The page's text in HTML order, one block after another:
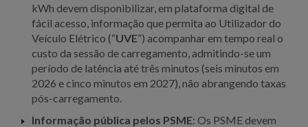
kWh devem disponibilizar, em plataforma digital de
fácil acesso, informação que permita ao Utilizador do
Veículo Elétrico (“UVE”) acompanhar em tempo real o
custo da sessão de carregamento, admitindo-se um
período de latência até três minutos (seis minutos em
2026 e cinco minutos em 2027), não abrangendo taxas
pós-carregamento.
Informação pública pelos PSME: Os PSME devem